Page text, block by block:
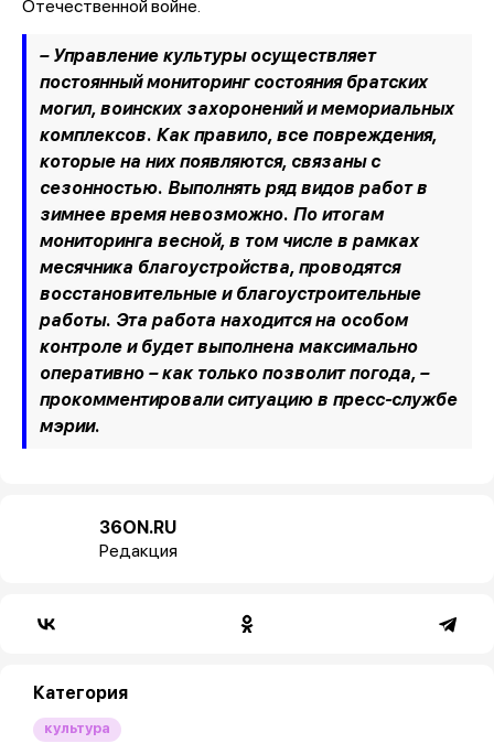
Отечественной войне.
– Управление культуры осуществляет
постоянный мониторинг состояния братских
могил, воинских захоронений и мемориальных
комплексов. Как правило, все повреждения,
которые на них появляются, связаны с
сезонностью. Выполнять ряд видов работ в
зимнее время невозможно. По итогам
мониторинга весной, в том числе в рамках
месячника благоустройства, проводятся
восстановительные и благоустроительные
работы. Эта работа находится на особом
контроле и будет выполнена максимально
оперативно – как только позволит погода, –
прокомментировали ситуацию в пресс-службе
мэрии.
36ON.RU
Редакция
Категория
культура